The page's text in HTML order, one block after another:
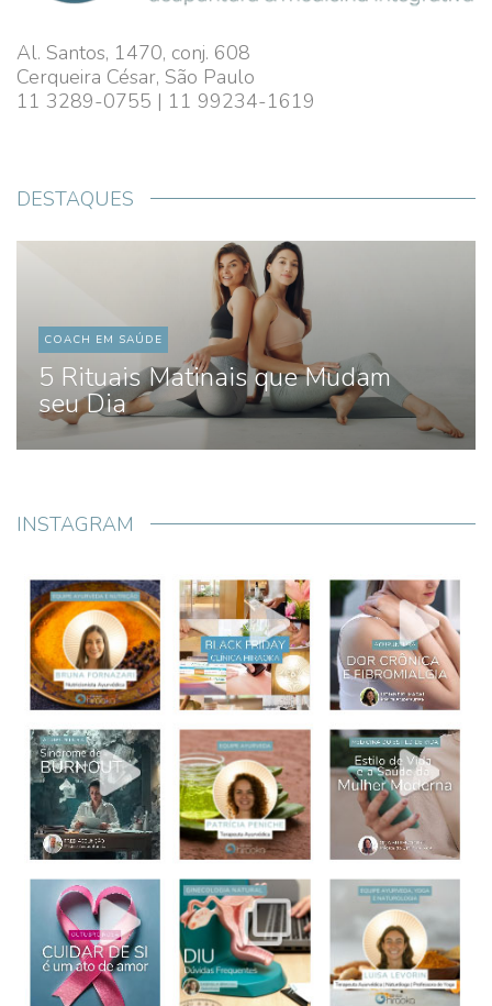
Al. Santos, 1470, conj. 608
Cerqueira César, São Paulo
11 3289-0755 | 11 99234-1619
DESTAQUES
COACH EM SAÚDE
5 Rituais Matinais que Mudam
seu Dia
INSTAGRAM